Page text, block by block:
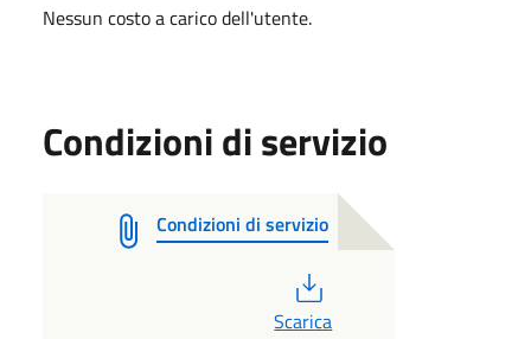
Nessun costo a carico dell'utente.
Condizioni di servizio
Condizioni di servizio
Scarica